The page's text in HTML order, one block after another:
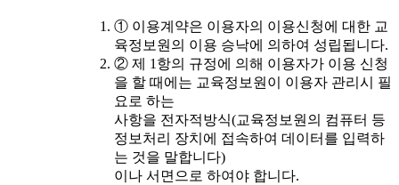
① 이용계약은 이용자의 이용신청에 대한 교
육정보원의 이용 승낙에 의하여 성립됩니다.
② 제 1항의 규정에 의해 이용자가 이용 신청
을 할 때에는 교육정보원이 이용자 관리시 필
요로 하는
사항을 전자적방식(교육정보원의 컴퓨터 등
정보처리 장치에 접속하여 데이터를 입력하
는 것을 말합니다)
이나 서면으로 하여야 합니다.